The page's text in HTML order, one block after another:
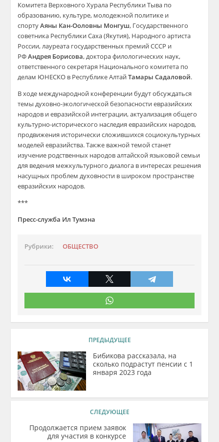
Комитета Верховного Хурала Республики Тыва по
образованию, культуре, молодежной политике и
спортуАяны Кан-Ооловны Монгуш, Государственного
советника Республики Саха (Якутия), Народного артиста
России, лауреата государственных премий СССР и
РФАндрея Борисова, доктора филологических наук,
ответственного секретаря Национального комитета по
делам ЮНЕСКО в Республике АлтайТамары Садаловой.
В ходе международной конференции будут обсуждаться
темы духовно-экологической безопасности евразийских
народов и евразийской интеграции, актуализация общего
культурно-исторического наследия евразийских народов,
продвижения исторически сложившихся социокультурных
моделей евразийства. Также важной темой станет
изучение родственных народов алтайской языковой семьи
для ведения межкультурного диалога в интересах решения
насущных проблем духовности в широком пространстве
евразийских народов.
***
Пресс-служба Ил Тумэна
Рубрики: ОБЩЕСТВО
ПРЕДЫДУЩЕЕ
Бибикова рассказала, на
сколько подрастут пенсии с 1
января 2023 года
СЛЕДУЮЩЕЕ
Продолжается прием заявок
для участия в конкурсе